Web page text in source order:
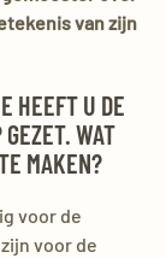
van zijn
HEEFT U DE
WAT
MAKEN?
voor de
voor de